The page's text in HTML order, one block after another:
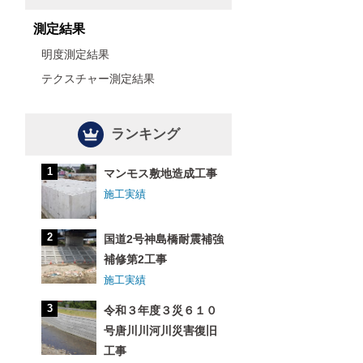
測定結果
明度測定結果
テクスチャー測定結果
ランキング
マンモス敷地造成工事
施工実績
国道2号神島橋耐震補強
補修第2工事
施工実績
令和３年度３災６１０
号唐川川河川災害復旧
工事